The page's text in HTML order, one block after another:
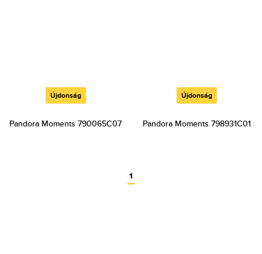
Újdonság
Pandora Moments 790065C07
Újdonság
Pandora Moments 798931C01
1